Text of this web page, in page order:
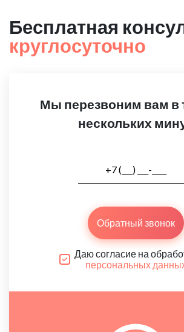
Бесплатная
круглосуточно
Мы перезвоним вам в
нескольких
Обратный звонок
Даю согласие на
персональных